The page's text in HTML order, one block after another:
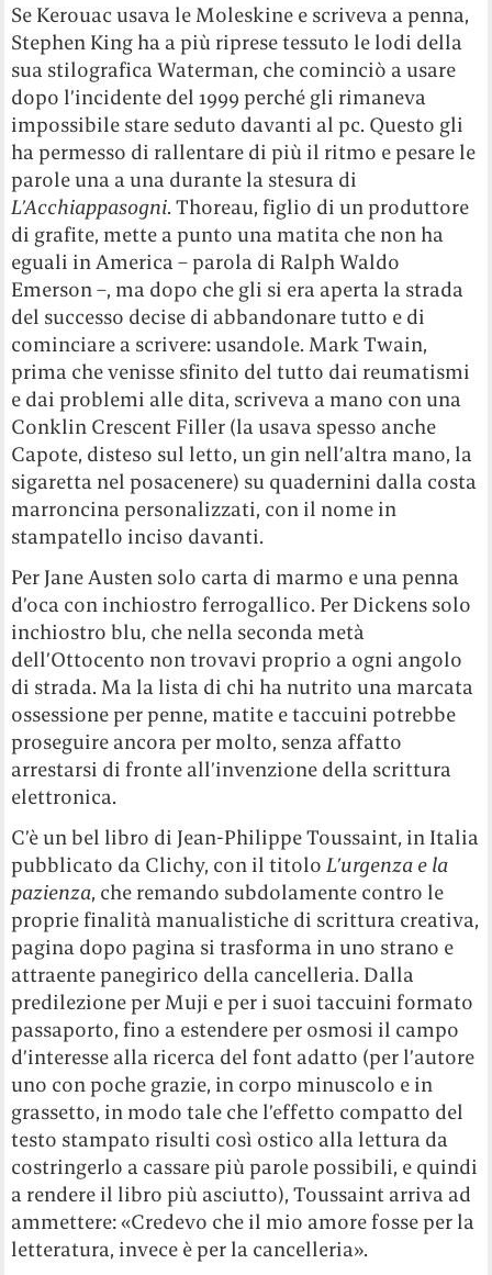
Se Kerouac usava le Moleskine e scriveva a penna,
Stephen King ha a più riprese tessuto le lodi della
sua stilografica Waterman, che cominciò a usare
dopo l’incidente del 1999 perché gli rimaneva
impossibile stare seduto davanti al pc. Questo gli
ha permesso di rallentare di più il ritmo e pesare le
parole una a una durante la stesura di
L’Acchiappasogni. Thoreau, figlio di un produttore
di grafite, mette a punto una matita che non ha
eguali in America – parola di Ralph Waldo
Emerson –, ma dopo che gli si era aperta la strada
del successo decise di abbandonare tutto e di
cominciare a scrivere: usandole. Mark Twain,
prima che venisse sfinito del tutto dai reumatismi
e dai problemi alle dita, scriveva a mano con una
Conklin Crescent Filler (la usava spesso anche
Capote, disteso sul letto, un gin nell’altra mano, la
sigaretta nel posacenere) su quadernini dalla costa
marroncina personalizzati, con il nome in
stampatello inciso davanti.
Per Jane Austen solo carta di marmo e una penna
d’oca con inchiostro ferrogallico. Per Dickens solo
inchiostro blu, che nella seconda metà
dell’Ottocento non trovavi proprio a ogni angolo
di strada. Ma la lista di chi ha nutrito una marcata
ossessione per penne, matite e taccuini potrebbe
proseguire ancora per molto, senza affatto
arrestarsi di fronte all’invenzione della scrittura
elettronica.
C’è un bel libro di Jean-Philippe Toussaint, in Italia
pubblicato da Clichy, con il titoloL’urgenza e la
pazienza, che remando subdolamente contro le
proprie finalità manualistiche di scrittura creativa,
pagina dopo pagina si trasforma in uno strano e
attraente panegirico della cancelleria. Dalla
predilezione per Muji e per i suoi taccuini formato
passaporto, fino a estendere per osmosi il campo
d’interesse alla ricerca del font adatto (per l’autore
uno con poche grazie, in corpo minuscolo e in
grassetto, in modo tale che l’effetto compatto del
testo stampato risulti così ostico alla lettura da
costringerlo a cassare più parole possibili, e quindi
a rendere il libro più asciutto), Toussaint arriva ad
ammettere: «Credevo che il mio amore fosse per la
letteratura, invece è per la cancelleria».